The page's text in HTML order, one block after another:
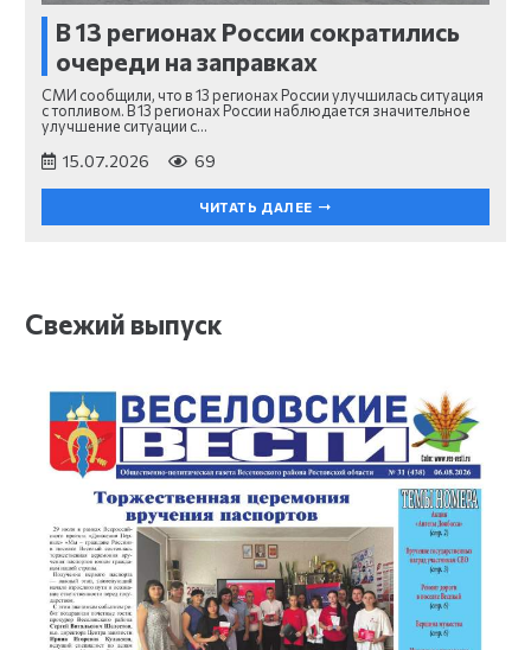
В 13 регионах России сократились
очереди на заправках
СМИ сообщили, что в 13 регионах России улучшилась ситуация
с топливом. В 13 регионах России наблюдается значительное
улучшение ситуации с…
15.07.2026 69
ЧИТАТЬ ДАЛЕЕ
Свежий выпуск